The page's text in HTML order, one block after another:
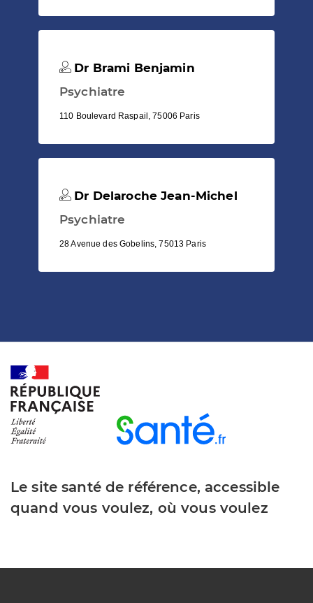
Dr Brami Benjamin
Psychiatre
110 Boulevard Raspail, 75006 Paris
Dr Delaroche Jean-Michel
Psychiatre
28 Avenue des Gobelins, 75013 Paris
Le site santé de référence, accessible
quand vous voulez, où vous voulez